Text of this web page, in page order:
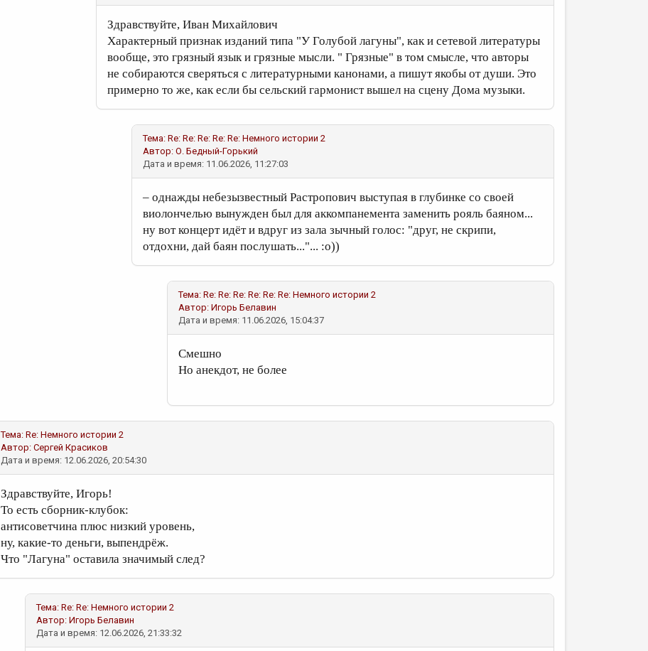
Здравствуйте, Иван Михайлович
Характерный признак изданий типа "У Голубой лагуны", как и сетевой литературы
вообще, это грязный язык и грязные мысли. " Грязные" в том смысле, что авторы
не собираются сверяться с литературными канонами, а пишут якобы от души. Это
примерно то же, как если бы сельский гармонист вышел на сцену Дома музыки.
Тема: Re: Re: Re: Re: Re: Немного истории 2
Автор: О. Бедный-Горький
Дата и время: 11.06.2026, 11:27:03
– однажды небезызвестный Растропович выступая в глубинке со своей
виолончелью вынужден был для аккомпанемента заменить рояль баяном...
ну вот концерт идёт и вдруг из зала зычный голос: "друг, не скрипи,
отдохни, дай баян послушать..."... :о))
Тема: Re: Re: Re: Re: Re: Re: Немного истории 2
Автор: Игорь Белавин
Дата и время: 11.06.2026, 15:04:37
Смешно
Но анекдот, не более
Тема: Re: Немного истории 2
Автор: Сергей Красиков
Дата и время: 12.06.2026, 20:54:30
Здравствуйте, Игорь!
То есть сборник-клубок:
антисоветчина плюс низкий уровень,
ну, какие-то деньги, выпендрёж.
Что "Лагуна" оставила значимый след?
Тема: Re: Re: Немного истории 2
Автор: Игорь Белавин
Дата и время: 12.06.2026, 21:33:32